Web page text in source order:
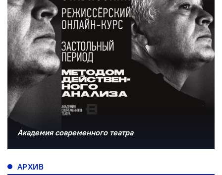
Академия современного театра
АРХИВ